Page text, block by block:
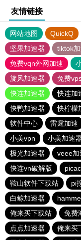
友情链接
网站地图 QuickQ
坚果加速器
tiktok
免费vqn外网加速
旋风加速器
免费
快连加速器
快连加
快鸭加速器
快柠檬
软件中心
雷霆加速
小美vpn
小美加速
极光加速器
veee加
快连vn破解版
鞍山软件下载站
pi
白鲸加速器
俺来买下载站
免费
点点加速器
俺来买